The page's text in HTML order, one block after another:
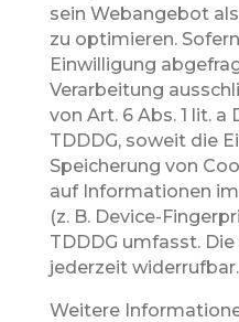
sein Webangebot
zu optimieren.
Einwilligung
Verarbeitung
von Art. 6 Abs. 1 lit. a
TDDDG, soweit die
Speicherung von
auf Informationen
(z. B. Device-
TDDDG umfasst.
jederzeit widerrufbar.
Weitere